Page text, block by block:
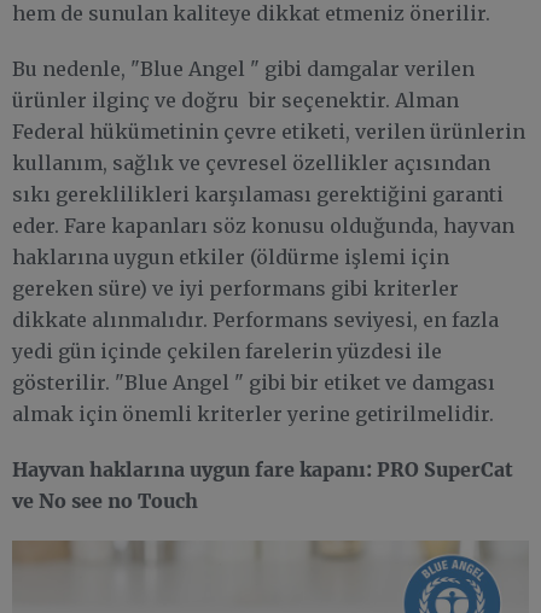
hem de sunulan kaliteye dikkat etmeniz önerilir.
Bu nedenle, "Blue Angel " gibi damgalar verilen
ürünler ilginç ve doğru bir seçenektir. Alman
Federal hükümetinin çevre etiketi, verilen ürünlerin
kullanım, sağlık ve çevresel özellikler açısından
sıkı gereklilikleri karşılaması gerektiğini garanti
eder. Fare kapanları söz konusu olduğunda, hayvan
haklarına uygun etkiler (öldürme işlemi için
gereken süre) ve iyi performans gibi kriterler
dikkate alınmalıdır. Performans seviyesi, en fazla
yedi gün içinde çekilen farelerin yüzdesi ile
gösterilir. "Blue Angel " gibi bir etiket ve damgası
almak için önemli kriterler yerine getirilmelidir.
Hayvan haklarına uygun fare kapanı: PRO SuperCat
ve No see no Touch